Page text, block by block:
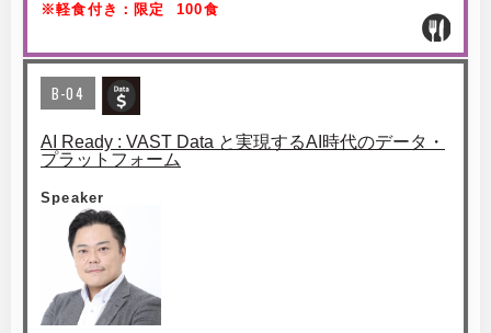
※軽食付き：限定 100食
B-04
AI Ready : VAST Data と実現するAI時代のデータ・
プラットフォーム
Speaker